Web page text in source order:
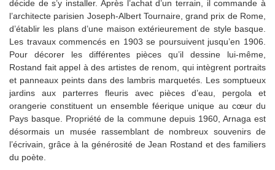
décide de s’y installer. Après l’achat d’un terrain, il commande à
l’architecte parisien Joseph-Albert Tournaire, grand prix de Rome,
d’établir les plans d’une maison extérieurement de style basque.
Les travaux commencés en 1903 se poursuivent jusqu’en 1906.
Pour décorer les différentes pièces qu’il dessine lui-même,
Rostand fait appel à des artistes de renom, qui intègrent portraits
et panneaux peints dans des lambris marquetés. Les somptueux
jardins aux parterres fleuris avec pièces d’eau, pergola et
orangerie constituent un ensemble féerique unique au cœur du
Pays basque. Propriété de la commune depuis 1960, Arnaga est
désormais un musée rassemblant de nombreux souvenirs de
l’écrivain, grâce à la générosité de Jean Rostand et des familiers
du poète.